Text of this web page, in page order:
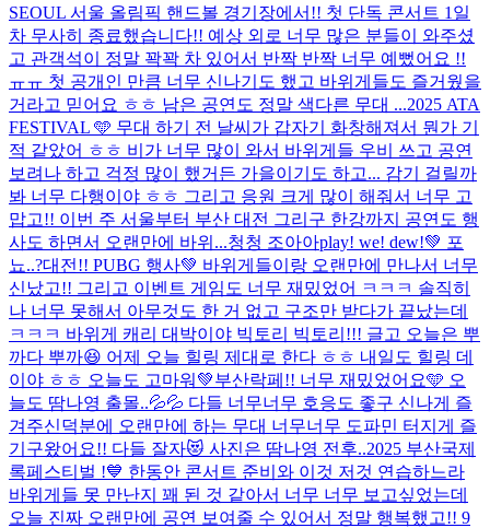
SEOUL 서울 올림픽 핸드볼 경기장에서!! 첫 단독 콘서트 1일
차 무사히 종료했습니다!! 예상 외로 너무 많은 분들이 와주셨
고 관객석이 정말 꽉꽉 차 있어서 반짝 반짝 너무 예뻤어요 !!
ㅠㅠ 첫 공개인 만큼 너무 신나기도 했고 바위게들도 즐거웠을
거라고 믿어요 ㅎㅎ 남은 공연도 정말 색다른 무대 ...2025 ATA
FESTIVAL 🩵 무대 하기 전 날씨가 갑자기 화창해져서 뭔가 기
적 같았어 ㅎㅎ 비가 너무 많이 와서 바위게들 우비 쓰고 공연
보려나 하고 걱정 많이 했거든 가을이기도 하고... 감기 걸릴까
봐 너무 다행이야 ㅎㅎ 그리고 응원 크게 많이 해줘서 너무 고
맙고!! 이번 주 서울부터 부산 대전 그리구 한강까지 공연도 행
사도 하면서 오랜만에 바위...청청 조아아play! we! dew!💚 포
뇨..?대전!! PUBG 행사💚 바위게들이랑 오랜만에 만나서 너무
신났고!! 그리고 이벤트 게임도 너무 재밌었어 ㅋㅋㅋ 솔직히
나 너무 못해서 아무것도 한 거 없고 구조만 받다가 끝났는데
ㅋㅋㅋ 바위게 캐리 대박이야 빅토리 빅토리!!! 글고 오늘은 뿌
까다 뿌까😆 어제 오늘 힐링 제대로 한다 ㅎㅎ 내일도 힐링 데
이야 ㅎㅎ 오늘도 고마워💚부산락페!! 너무 재밌었어요🩵 오
늘도 땀나영 출몰..💦💦 다들 너무너무 호응도 좋구 신나게 즐
겨주신덕분에 오랜만에 하는 무대 너무너무 도파민 터지게 즐
기구왔어요!! 다들 잘자😻 사진은 땀나영 전후..2025 부산국제
록페스티벌 !💙 한동안 콘서트 준비와 이것 저것 연습하느라
바위게들 못 만난지 꽤 된 것 같아서 너무 너무 보고싶었는데
오늘 진짜 오랜만에 공연 보여줄 수 있어서 정말 행복했고!! 9